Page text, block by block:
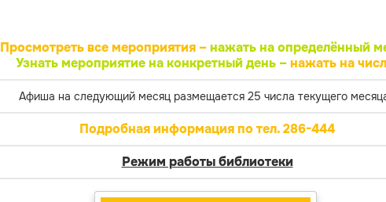
Просмотреть все мероприятия – нажать на определённый
Узнать мероприятие на конкретный день –нажать на
Афиша на следующий месяц размещается 25 числа текущего
Подробная информация по тел. 286-444
Режим работы библиотеки